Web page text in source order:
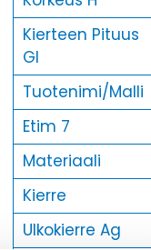
Kierteen Pituus
Gl
Tuotenimi/Malli
Etim 7
Materiaali
Kierre
Ulkokierre Ag